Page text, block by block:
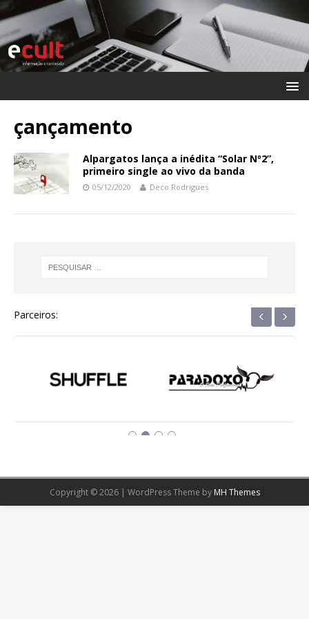
çançamento
Alpargatos lança a inédita “Solar Nº2”,
primeiro single ao vivo da banda
05/12/2020 Deco Rodrigues
Parceiros: ‹ ›
Copyright © 2026 | WordPress Theme by MH Themes